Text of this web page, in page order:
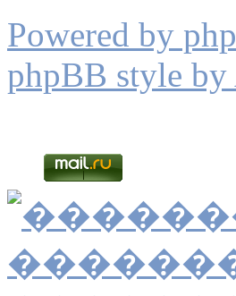
Powered by
phpBB style